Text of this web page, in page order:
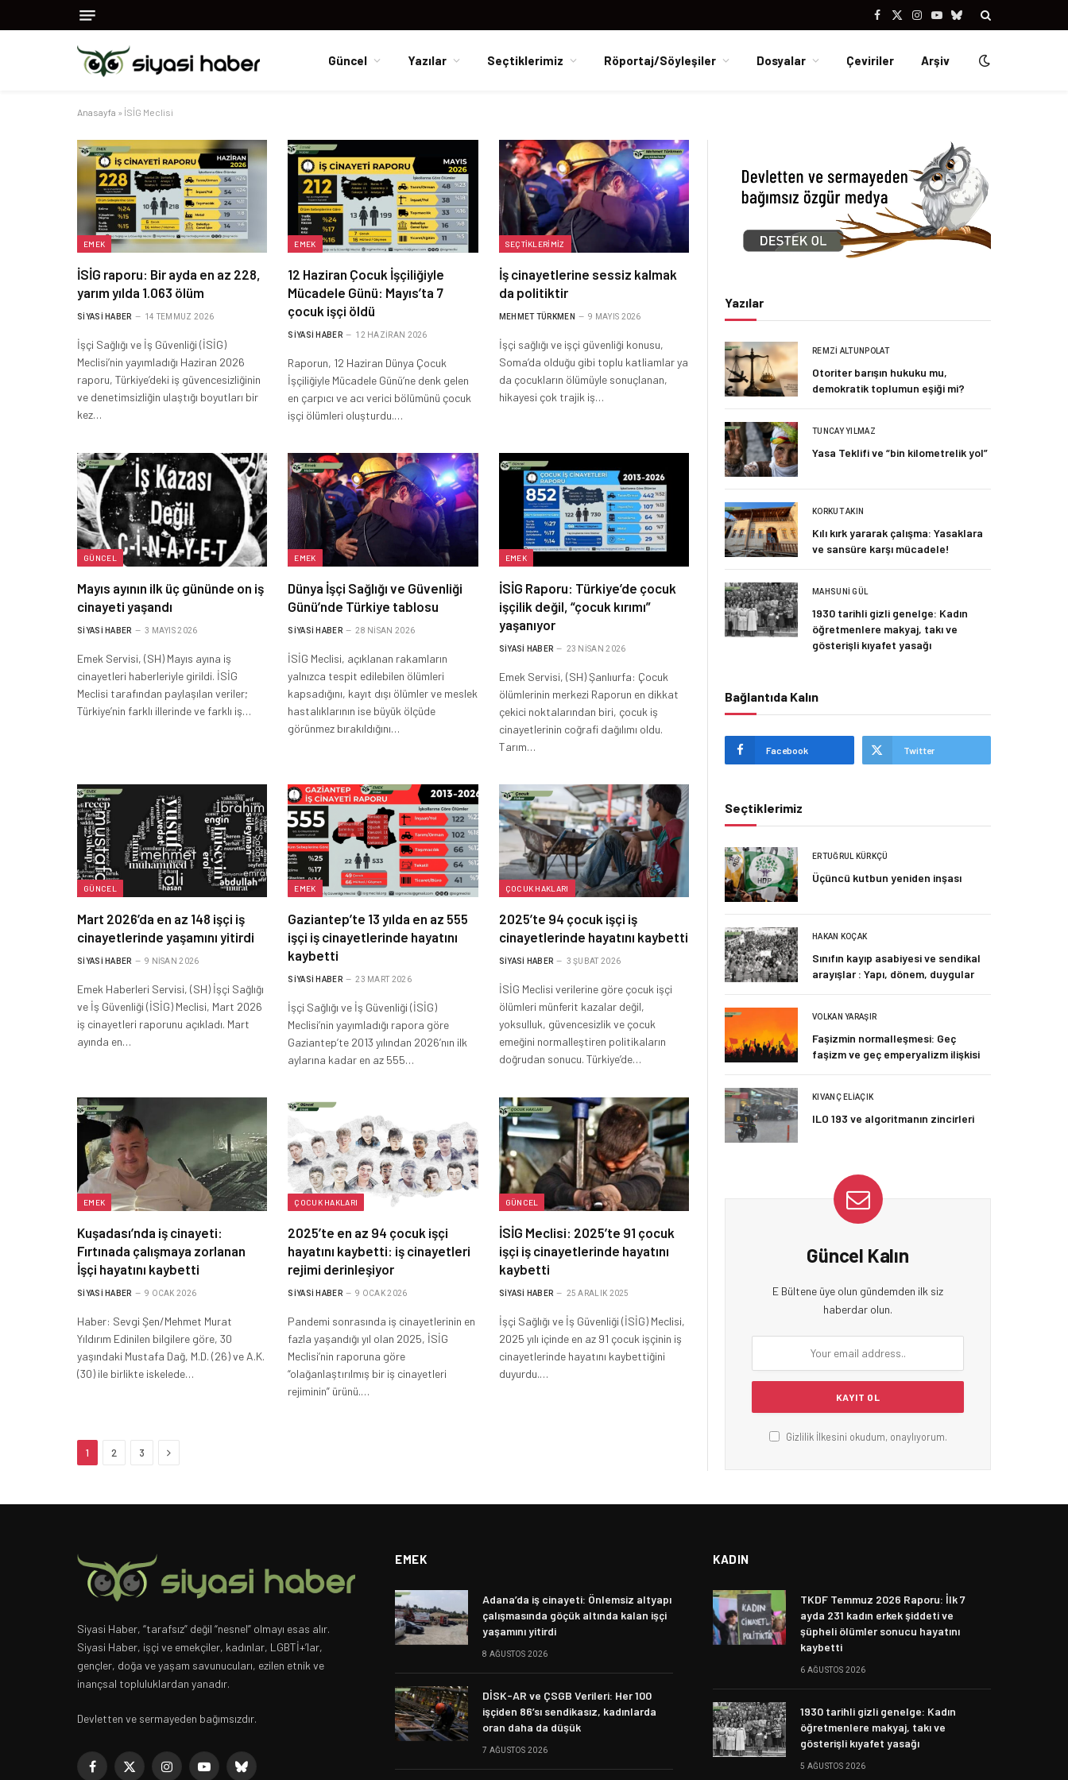
Facebook
X
Instagram
YouTubeBluesky
Güncel Yazılar Seçtiklerimiz Röportaj/Söyleşiler Dosyalar Çeviriler Arşiv
Anasayfa » İSİG Meclisi
EMEK
İSİG raporu: Bir ayda en az 228,
yarım yılda 1.063 ölüm
SIYASI HABER 14 TEMMUZ 2026
İşçi Sağlığı ve İş Güvenliği (İSİG)
Meclisi’nin yayımladığı Haziran 2026
raporu, Türkiye’deki iş güvencesizliğinin
ve denetimsizliğin ulaştığı boyutları bir
kez…
EMEK
12 Haziran Çocuk İşçiliğiyle
Mücadele Günü: Mayıs’ta 7
çocuk işçi öldü
SIYASI HABER 12 HAZIRAN 2026
Raporun, 12 Haziran Dünya Çocuk
İşçiliğiyle Mücadele Günü’ne denk gelen
en çarpıcı ve acı verici bölümünü çocuk
işçi ölümleri oluşturdu.…
SEÇTIKLERIMIZ
İş cinayetlerine sessiz kalmak
da politiktir
MEHMET TÜRKMEN 9 MAYIS 2026
İşçi sağlığı ve işçi güvenliği konusu,
Soma’da olduğu gibi toplu katliamlar ya
da çocukların ölümüyle sonuçlanan,
hikayesi çok trajik iş…
GÜNCEL
Mayıs ayının ilk üç gününde on iş
cinayeti yaşandı
SIYASI HABER 3 MAYIS 2026
Emek Servisi, (SH) Mayıs ayına iş
cinayetleri haberleriyle girildi. İSİG
Meclisi tarafından paylaşılan veriler;
Türkiye’nin farklı illerinde ve farklı iş…
EMEK
Dünya İşçi Sağlığı ve Güvenliği
Günü’nde Türkiye tablosu
SIYASI HABER 28 NISAN 2026
İSİG Meclisi, açıklanan rakamların
yalnızca tespit edilebilen ölümleri
kapsadığını, kayıt dışı ölümler ve meslek
hastalıklarının ise büyük ölçüde
görünmez bırakıldığını…
EMEK
İSİG Raporu: Türkiye’de çocuk
işçilik değil, “çocuk kırımı”
yaşanıyor
SIYASI HABER 23 NISAN 2026
Emek Servisi, (SH) Şanlıurfa: Çocuk
ölümlerinin merkezi Raporun en dikkat
çekici noktalarından biri, çocuk iş
cinayetlerinin coğrafi dağılımı oldu.
Tarım…
GÜNCEL
Mart 2026’da en az 148 işçi iş
cinayetlerinde yaşamını yitirdi
SIYASI HABER 9 NISAN 2026
Emek Haberleri Servisi, (SH) İşçi Sağlığı
ve İş Güvenliği (İSİG) Meclisi, Mart 2026
iş cinayetleri raporunu açıkladı. Mart
ayında en…
EMEK
Gaziantep’te 13 yılda en az 555
işçi iş cinayetlerinde hayatını
kaybetti
SIYASI HABER 23 MART 2026
İşçi Sağlığı ve İş Güvenliği (İSİG)
Meclisi’nin yayımladığı rapora göre
Gaziantep’te 2013 yılından 2026’nın ilk
aylarına kadar en az 555…
ÇOCUK HAKLARI
2025’te 94 çocuk işçi iş
cinayetlerinde hayatını kaybetti
SIYASI HABER 3 ŞUBAT 2026
İSİG Meclisi verilerine göre çocuk işçi
ölümleri münferit kazalar değil,
yoksulluk, güvencesizlik ve çocuk
emeğini normalleştiren politikaların
doğrudan sonucu. Türkiye’de…
EMEK
Kuşadası’nda iş cinayeti:
Fırtınada çalışmaya zorlanan
İşçi hayatını kaybetti
SIYASI HABER 9 OCAK 2026
Haber: Sevgi Şen/Mehmet Murat
Yıldırım Edinilen bilgilere göre, 30
yaşındaki Mustafa Dağ, M.D. (26) ve A.K.
(30) ile birlikte iskelede…
ÇOCUK HAKLARI
2025’te en az 94 çocuk işçi
hayatını kaybetti: iş cinayetleri
rejimi derinleşiyor
SIYASI HABER 9 OCAK 2026
Pandemi sonrasında iş cinayetlerinin en
fazla yaşandığı yıl olan 2025, İSİG
Meclisi’nin raporuna göre
“olağanlaştırılmış bir iş cinayetleri
rejiminin” ürünü.…
GÜNCEL
İSİG Meclisi: 2025’te 91 çocuk
işçi iş cinayetlerinde hayatını
kaybetti
SIYASI HABER 25 ARALIK 2025
İşçi Sağlığı ve İş Güvenliği (İSİG) Meclisi,
2025 yılı içinde en az 91 çocuk işçinin iş
cinayetlerinde hayatını kaybettiğini
duyurdu.…
1 2 3 Next
Yazılar
REMZI ALTUNPOLAT
Otoriter barışın hukuku mu,
demokratik toplumun eşiği mi?
TUNCAY YILMAZ
Yasa Teklifi ve “bin kilometrelik yol”
KORKUT AKIN
Kılı kırk yararak çalışma: Yasaklara
ve sansüre karşı mücadele!
MAHSUNI GÜL
1930 tarihli gizli genelge: Kadın
öğretmenlere makyaj, takı ve
gösterişli kıyafet yasağı
Bağlantıda Kalın
Facebook Twitter
Seçtiklerimiz
ERTUĞRUL KÜRKÇÜ
Üçüncü kutbun yeniden inşası
HAKAN KOÇAK
Sınıfın kayıp asabiyesi ve sendikal
arayışlar : Yapı, dönem, duygular
VOLKAN YARAŞIR
Faşizmin normalleşmesi: Geç
faşizm ve geç emperyalizm ilişkisi
KIVANÇ ELIAÇIK
ILO 193 ve algoritmanın zincirleri
Güncel Kalın
E Bültene üye olun gündemden ilk siz
haberdar olun.
Gizlilik İlkesini okudum, onaylıyorum.
Siyasi Haber, “tarafsız” değil “nesnel” olmayı esas alır.
Siyasi Haber, işçi ve emekçiler, kadınlar, LGBTİ+’lar,
gençler, doğa ve yaşam savunucuları, ezilen etnik ve
inançsal topluluklardan yanadır.
Devletten ve sermayeden bağımsızdır.
Facebook
X InstagramYouTubeBluesky
EMEK
Adana’da iş cinayeti: Önlemsiz altyapı
çalışmasında göçük altında kalan işçi
yaşamını yitirdi
8 AĞUSTOS 2026
DİSK-AR ve ÇSGB Verileri: Her 100
işçiden 86’sı sendikasız, kadınlarda
oran daha da düşük
7 AĞUSTOS 2026
KADIN
TKDF Temmuz 2026 Raporu: İlk 7
ayda 231 kadın erkek şiddeti ve
şüpheli ölümler sonucu hayatını
kaybetti
6 AĞUSTOS 2026
1930 tarihli gizli genelge: Kadın
öğretmenlere makyaj, takı ve
gösterişli kıyafet yasağı
5 AĞUSTOS 2026